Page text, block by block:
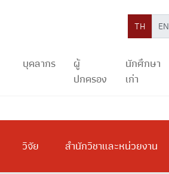
TH EN
บุคลากร
ผู้
ปกครอง
นักศึกษา
เก่า
วิจัย สำนักวิชาและหน่วยงาน